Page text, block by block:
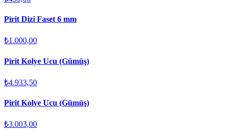
Pirit Dizi Faset 6 mm
₺1.000,00
Pirit Kolye Ucu (Gümüş)
₺4.933,50
Pirit Kolye Ucu (Gümüş)
₺3.003,00